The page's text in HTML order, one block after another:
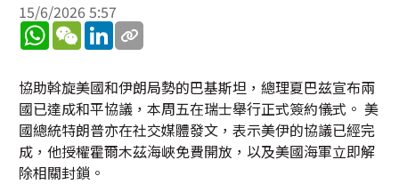
15/6/2026 5:57
WhatsApp
WeChatLinkedIn
協助斡旋美國和伊朗局勢的巴基斯坦，總理夏巴兹宣布兩
國已達成和平協議，本周五在瑞士舉行正式簽約儀式。 美
國總統特朗普亦在社交媒體發文，表示美伊的協議已經完
成，他授權霍爾木茲海峽免費開放，以及美國海軍立即解
除相關封鎖。